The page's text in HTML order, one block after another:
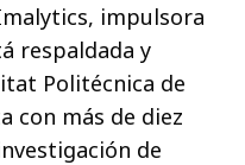
impulsora
respaldada y
Politécnica de
con más de diez
de